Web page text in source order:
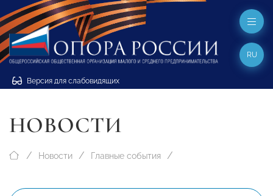
Версия для слабовидящих
RU
НОВОСТИ
Новости Главные события